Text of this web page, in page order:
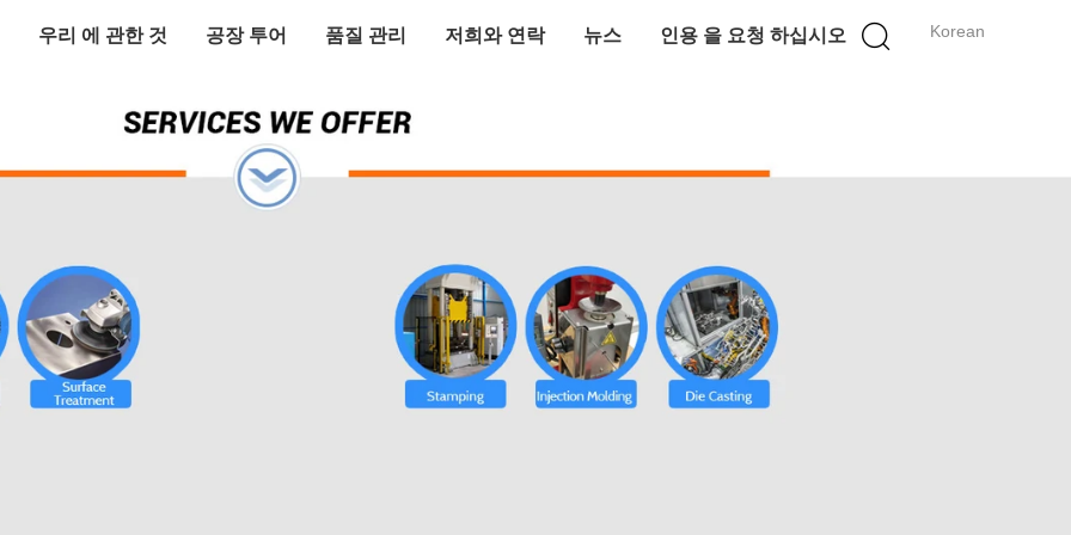
Korean
우리 에 관한 것 공장 투어 품질 관리 저희와 연락 뉴스 인용 을 요청 하십시오